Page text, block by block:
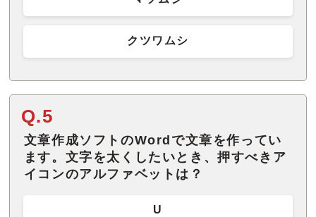
クツワムシ
Q.5
文章作成ソフトのWordで文章を作ってい
ます。文字を太くしたいとき、押すべきア
イコンのアルファベットは？
U